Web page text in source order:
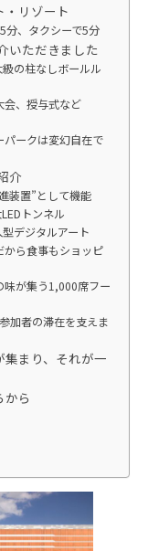
リゾート
分、タクシーで5分
いただきました
の柱なしボールル
会、授与式など
ークは変幻自在で
介
装置”として機能
トンネル
デジタルアート
ら食事もショッピ
味が集う1,000席フー
加者の滞在を支えま
まり、それが一
ら